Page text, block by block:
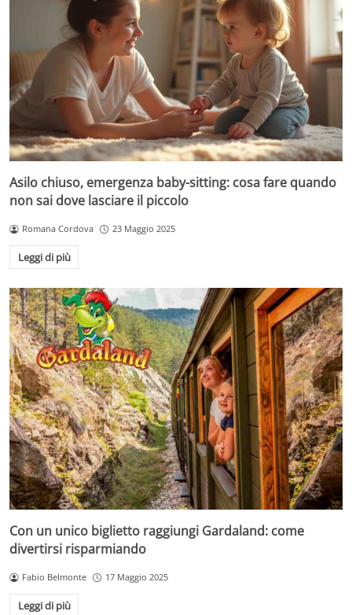
Asilo chiuso, emergenza baby-sitting: cosa fare quando
non sai dove lasciare il piccolo
Romana Cordova 23 Maggio 2025
Leggi di più
Con un unico biglietto raggiungi Gardaland: come
divertirsi risparmiando
Fabio Belmonte 17 Maggio 2025
Leggi di più